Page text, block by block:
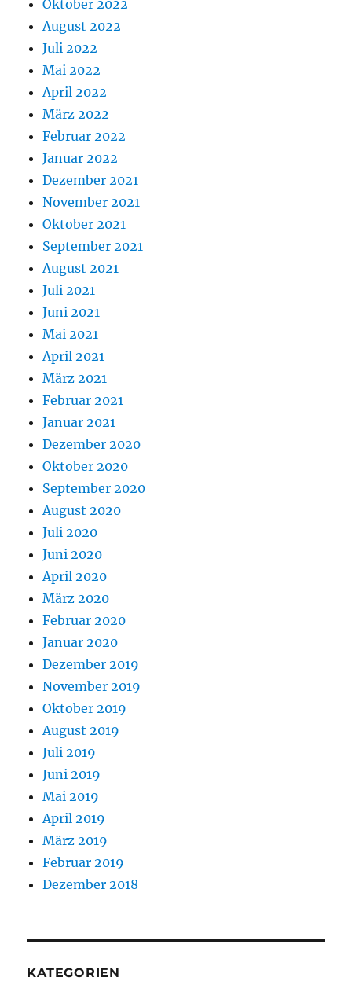
Oktober 2022
August 2022
Juli 2022
Mai 2022
April 2022
März 2022
Februar 2022
Januar 2022
Dezember 2021
November 2021
Oktober 2021
September 2021
August 2021
Juli 2021
Juni 2021
Mai 2021
April 2021
März 2021
Februar 2021
Januar 2021
Dezember 2020
Oktober 2020
September 2020
August 2020
Juli 2020
Juni 2020
April 2020
März 2020
Februar 2020
Januar 2020
Dezember 2019
November 2019
Oktober 2019
August 2019
Juli 2019
Juni 2019
Mai 2019
April 2019
März 2019
Februar 2019
Dezember 2018
KATEGORIEN